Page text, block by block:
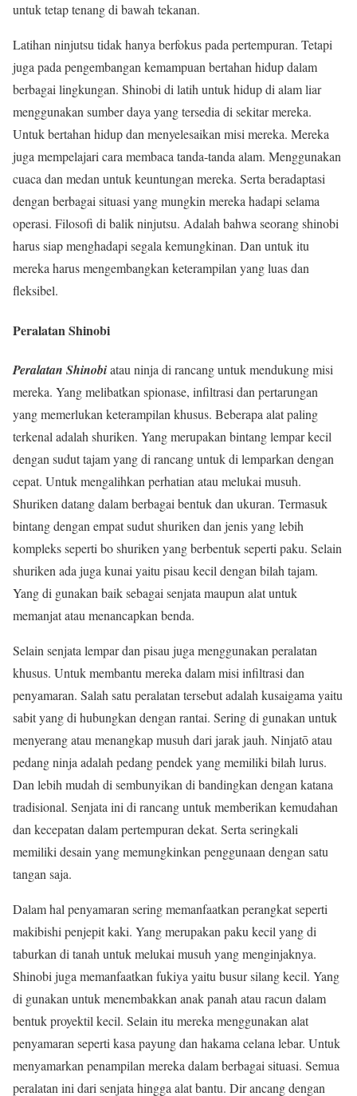
untuk tetap tenang di bawah tekanan.
Latihan ninjutsu tidak hanya berfokus pada pertempuran. Tetapi
juga pada pengembangan kemampuan bertahan hidup dalam
berbagai lingkungan. Shinobi di latih untuk hidup di alam liar
menggunakan sumber daya yang tersedia di sekitar mereka.
Untuk bertahan hidup dan menyelesaikan misi mereka. Mereka
juga mempelajari cara membaca tanda-tanda alam. Menggunakan
cuaca dan medan untuk keuntungan mereka. Serta beradaptasi
dengan berbagai situasi yang mungkin mereka hadapi selama
operasi. Filosofi di balik ninjutsu. Adalah bahwa seorang shinobi
harus siap menghadapi segala kemungkinan. Dan untuk itu
mereka harus mengembangkan keterampilan yang luas dan
fleksibel.
Peralatan Shinobi
Peralatan Shinobiatau ninja di rancang untuk mendukung misi
mereka. Yang melibatkan spionase, infiltrasi dan pertarungan
yang memerlukan keterampilan khusus. Beberapa alat paling
terkenal adalah shuriken. Yang merupakan bintang lempar kecil
dengan sudut tajam yang di rancang untuk di lemparkan dengan
cepat. Untuk mengalihkan perhatian atau melukai musuh.
Shuriken datang dalam berbagai bentuk dan ukuran. Termasuk
bintang dengan empat sudut shuriken dan jenis yang lebih
kompleks seperti bo shuriken yang berbentuk seperti paku. Selain
shuriken ada juga kunai yaitu pisau kecil dengan bilah tajam.
Yang di gunakan baik sebagai senjata maupun alat untuk
memanjat atau menancapkan benda.
Selain senjata lempar dan pisau juga menggunakan peralatan
khusus. Untuk membantu mereka dalam misi infiltrasi dan
penyamaran. Salah satu peralatan tersebut adalah kusaigama yaitu
sabit yang di hubungkan dengan rantai. Sering di gunakan untuk
menyerang atau menangkap musuh dari jarak jauh. Ninjatō atau
pedang ninja adalah pedang pendek yang memiliki bilah lurus.
Dan lebih mudah di sembunyikan di bandingkan dengan katana
tradisional. Senjata ini di rancang untuk memberikan kemudahan
dan kecepatan dalam pertempuran dekat. Serta seringkali
memiliki desain yang memungkinkan penggunaan dengan satu
tangan saja.
Dalam hal penyamaran sering memanfaatkan perangkat seperti
makibishi penjepit kaki. Yang merupakan paku kecil yang di
taburkan di tanah untuk melukai musuh yang menginjaknya.
Shinobi juga memanfaatkan fukiya yaitu busur silang kecil. Yang
di gunakan untuk menembakkan anak panah atau racun dalam
bentuk proyektil kecil. Selain itu mereka menggunakan alat
penyamaran seperti kasa payung dan hakama celana lebar. Untuk
menyamarkan penampilan mereka dalam berbagai situasi. Semua
peralatan ini dari senjata hingga alat bantu. Dir ancang dengan